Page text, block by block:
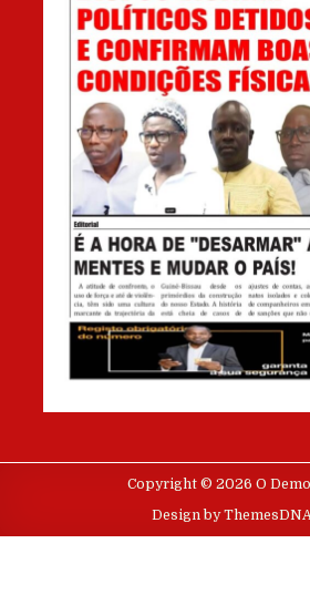
Copyright © 2026 O
Design by